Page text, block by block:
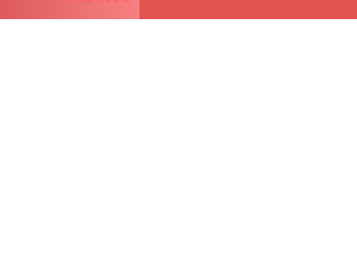
方法二：使用第三方图标修复工具 如果上述